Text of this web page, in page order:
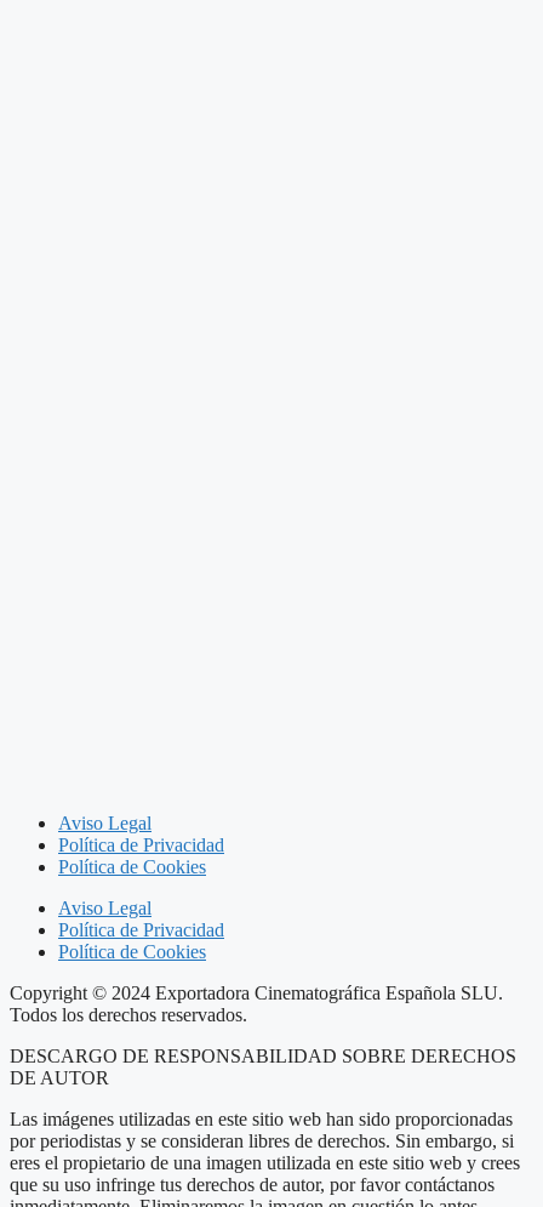
Aviso Legal
Política de Privacidad
Política de Cookies
Aviso Legal
Política de Privacidad
Política de Cookies
Copyright © 2024 Exportadora Cinematográfica Española SLU.
Todos los derechos reservados.
DESCARGO DE RESPONSABILIDAD SOBRE DERECHOS
DE AUTOR
Las imágenes utilizadas en este sitio web han sido proporcionadas
por periodistas y se consideran libres de derechos. Sin embargo, si
eres el propietario de una imagen utilizada en este sitio web y crees
que su uso infringe tus derechos de autor, por favor contáctanos